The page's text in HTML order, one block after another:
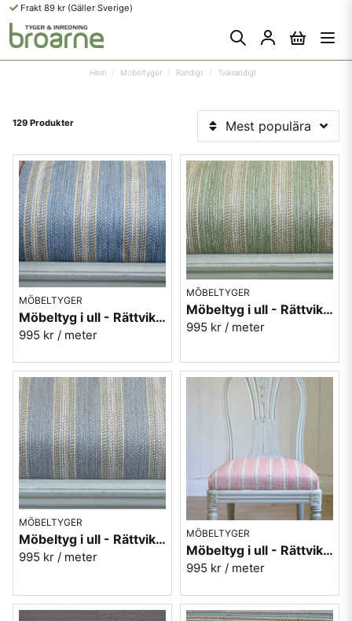
Frakt 89 kr (Gäller Sverige)
Hem Möbeltyger Randigt Tvärrandigt
129 Produkter Mest populära
MÖBELTYGER
Möbeltyg i ull - Rättvik nr.50 blå
995 kr / meter
MÖBELTYGER
Möbeltyg i ull - Rättvik nr.70 grön
995 kr / meter
MÖBELTYGER
Möbeltyg i ull - Rättvik nr.90 grå
995 kr / meter
MÖBELTYGER
Möbeltyg i ull - Rättvik nr.30 rosa
995 kr / meter